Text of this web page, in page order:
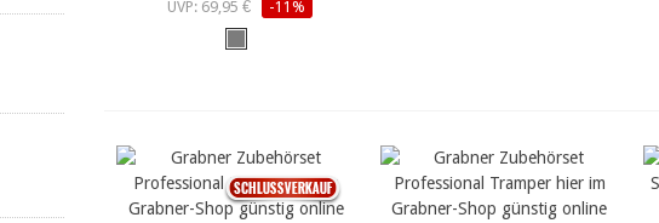
UVP: 69,95 €
-11%